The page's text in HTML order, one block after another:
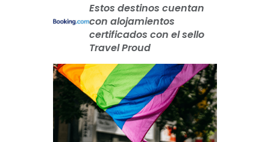
Estos destinos cuentan
con alojamientos
certificados con el sello
Travel Proud